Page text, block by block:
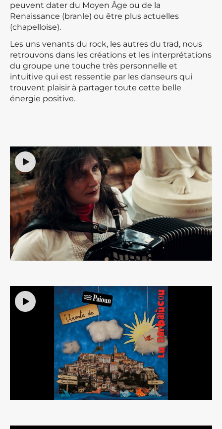
peuvent dater du Moyen Âge ou de la
Renaissance (branle) ou être plus actuelles
(chapelloise).
Les uns venants du rock, les autres du trad, nous
retrouvons dans les créations et les interprétations
du groupe une touche très personnelle et
intuitive qui est ressentie par les danseurs qui
trouvent plaisir à partager toute cette belle
énergie positive.